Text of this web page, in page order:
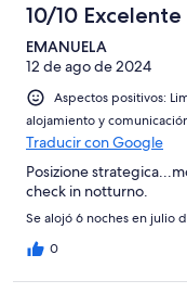
10/10 Excelente
EMANUELA
12 de ago de 2024
Aspectos positivos:
alojamiento y
Traducir con Google
Posizione
check in notturno.
Se alojó 6 noches en julio
0